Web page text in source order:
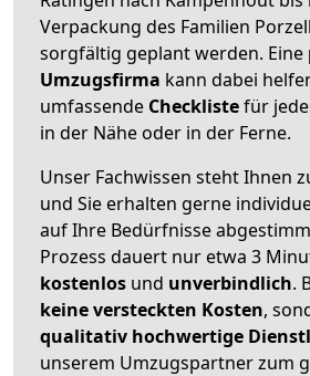
Verpackung des Familien
sorgfältig geplant werden. Eine
Umzugsfirma kann dabei
umfassende Checklistefür
in der Nähe oder in der Ferne.
Unser Fachwissen steht Ihnen
und Sie erhalten gerne
auf Ihre Bedürfnisse
Prozess dauert nur etwa 3
kostenlos und unverbindlich.
keine versteckten Kosten,
qualitativ hochwertige
unserem Umzugspartner zum